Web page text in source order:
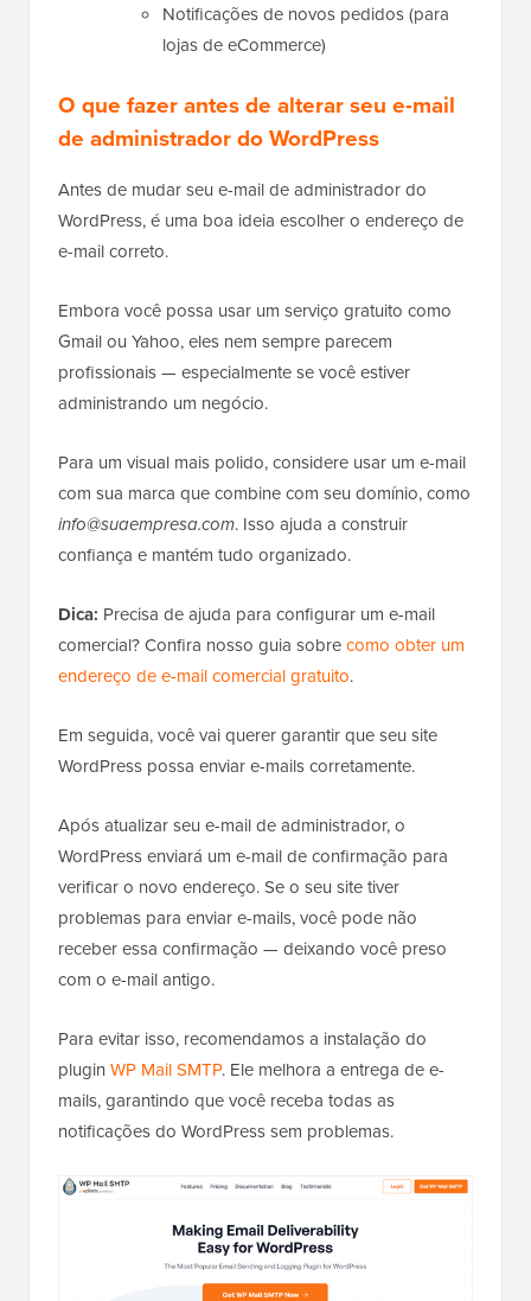
Notificações de novos pedidos (para
lojas de eCommerce)
O que fazer antes de alterar seu e-mail
de administrador do WordPress
Antes de mudar seu e-mail de administrador do
WordPress, é uma boa ideia escolher o endereço de
e-mail correto.
Embora você possa usar um serviço gratuito como
Gmail ou Yahoo, eles nem sempre parecem
profissionais — especialmente se você estiver
administrando um negócio.
Para um visual mais polido, considere usar um e-mail
com sua marca que combine com seu domínio, como
info@suaempresa.com. Isso ajuda a construir
confiança e mantém tudo organizado.
Dica: Precisa de ajuda para configurar um e-mail
comercial? Confira nosso guia sobrecomo obter um
endereço de e-mail comercial gratuito.
Em seguida, você vai querer garantir que seu site
WordPress possa enviar e-mails corretamente.
Após atualizar seu e-mail de administrador, o
WordPress enviará um e-mail de confirmação para
verificar o novo endereço. Se o seu site tiver
problemas para enviar e-mails, você pode não
receber essa confirmação — deixando você preso
com o e-mail antigo.
Para evitar isso, recomendamos a instalação do
plugin WP Mail SMTP. Ele melhora a entrega de e-
mails, garantindo que você receba todas as
notificações do WordPress sem problemas.